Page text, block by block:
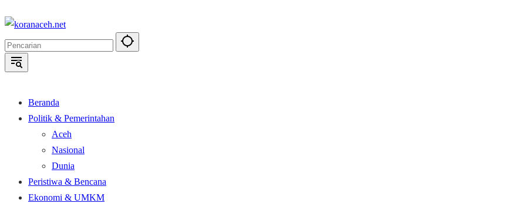
ke
konten
Beranda
Politik & Pemerintahan
Aceh
Nasional
Dunia
Peristiwa & Bencana
Ekonomi & UMKM